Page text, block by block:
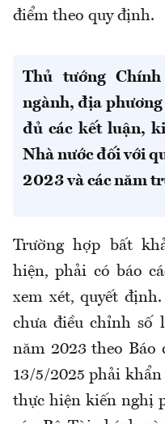
điểm theo quy định.
Thủ tướng
ngành, địa
đủ các kết luận,
Nhà nước đối với
2023 và các năm
Trường hợp bất
hiện, phải có báo
xem xét, quyết
chưa điều chỉnh số
năm 2023 theo Báo
13/5/2025 phải
thực hiện kiến nghị